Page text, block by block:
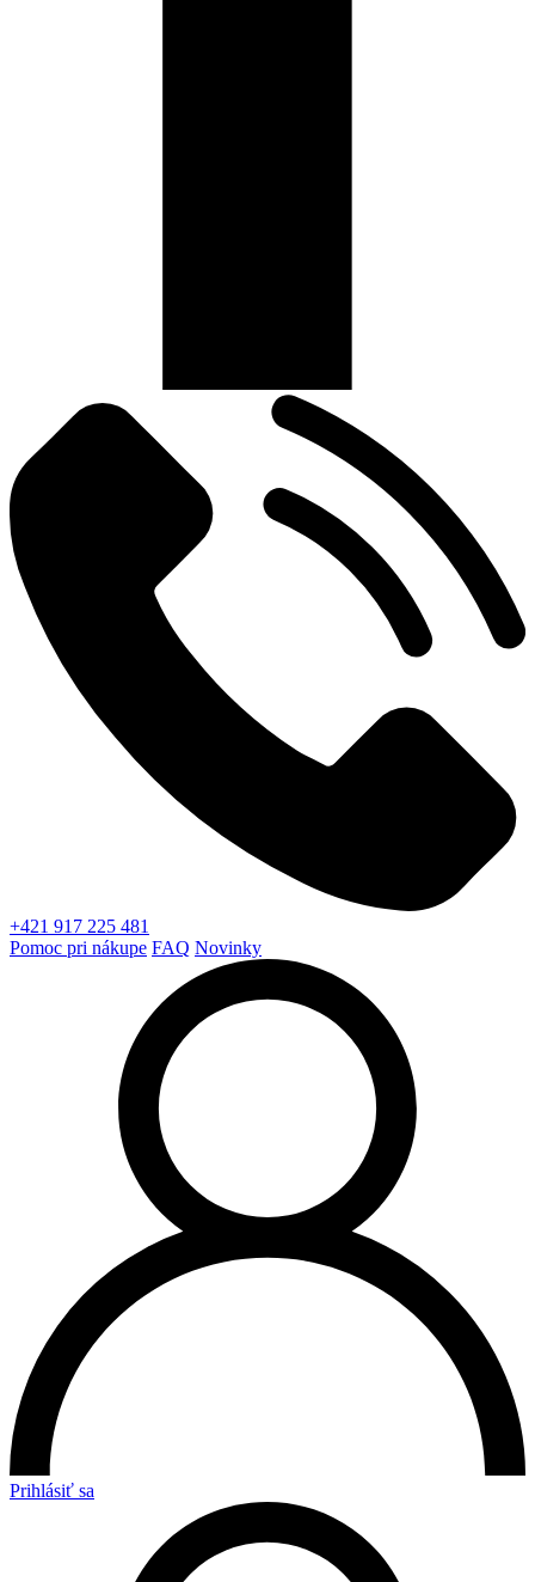
+421 917 225 481
Pomoc pri nákupe FAQ Novinky
Prihlásiť sa